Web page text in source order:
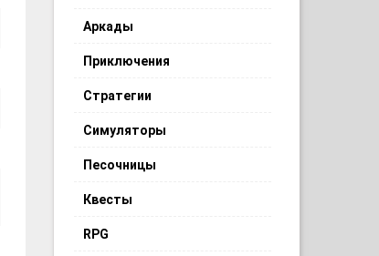
Аркады
Приключения
Стратегии
Симуляторы
Песочницы
Квесты
RPG